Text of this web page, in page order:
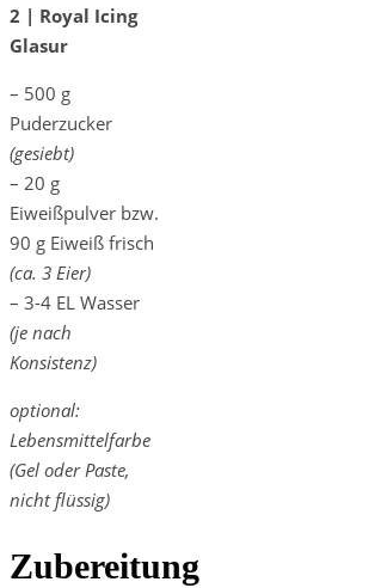
2 | Royal Icing
Glasur
– 500 g
Puderzucker
(gesiebt)
– 20 g
Eiweißpulver bzw.
90 g Eiweiß frisch
(ca. 3 Eier)
– 3-4 EL Wasser
(je nach
Konsistenz)
optional:
Lebensmittelfarbe
(Gel oder Paste,
nicht flüssig)
Zubereitung